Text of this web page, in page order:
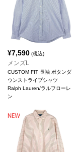
¥7,590 (税込)
メンズL
CUSTOM FIT 長袖 ボタンダ
ウンストライプシャツ
Ralph Lauren/ラルフローレ
ン